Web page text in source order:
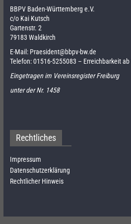
BBPV Baden-Württemberg e.V.
c/o Kai Kutsch
Gartenstr. 2
79183 Waldkirch
E-Mail: Praesident@bbpv-bw.de
Telefon:01516-5255083 – Erreichbarkeit ab
Eingetragen im Vereinsregister Freiburg
unter der Nr. 1458
Rechtliches
Impressum
Datenschutzerklärung
Rechtlicher Hinweis